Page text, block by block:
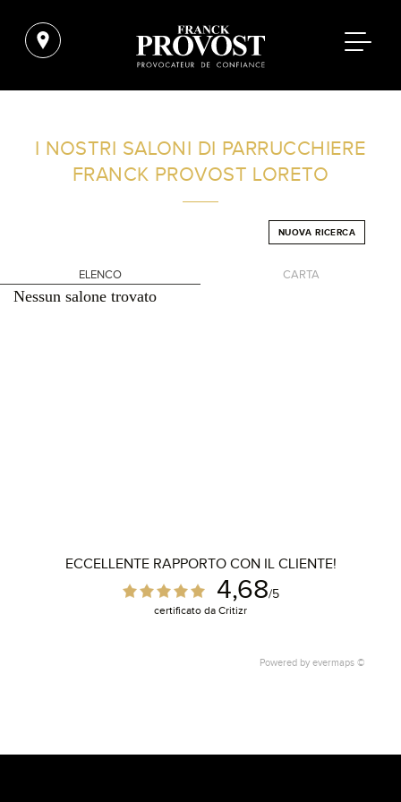
FILTRI AVANZATI
I NOSTRI SALONI DI PARRUCCHIERE
FRANCK PROVOST LORETO
NUOVA RICERCA
ELENCO CARTA
Nessun salone trovato
ECCELLENTE RAPPORTO CON IL CLIENTE!
4,68/5
certificato da Critizr
Powered by evermaps ©